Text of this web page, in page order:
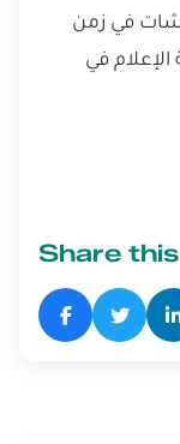
في زمن
في
Share